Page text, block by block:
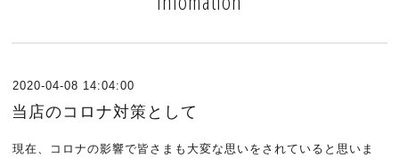
2020-04-08 14:04:00
当店のコロナ対策として
現在、コロナの影響で皆さまも大変な思いをされていると思いま